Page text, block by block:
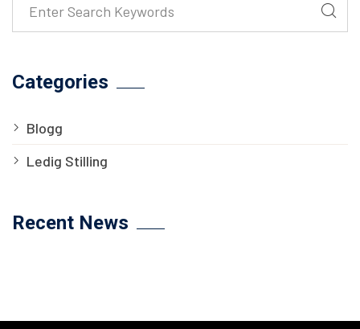
Categories
Blogg
Ledig Stilling
Recent News